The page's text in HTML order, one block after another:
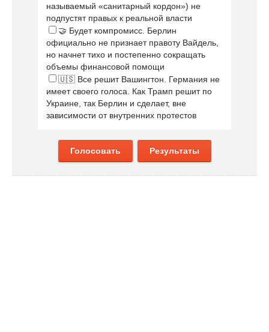
называемый «санитарный кордон») не
подпустят правых к реальной власти
🤝 Будет компромисс. Берлин
официально не признает правоту Вайдель,
но начнет тихо и постепенно сокращать
объемы финансовой помощи
🇺🇸 Все решит Вашингтон. Германия не
имеет своего голоса. Как Трамп решит по
Украине, так Берлин и сделает, вне
зависимости от внутренних протестов
Голосовать Результаты